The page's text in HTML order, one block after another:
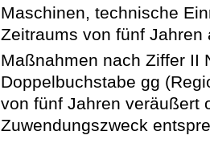
Maschinen, technische
Zeitraums von fünf Jahren
Maßnahmen nach Ziffer II
Doppelbuchstabe gg
von fünf Jahren veräußert
Zuwendungszweck